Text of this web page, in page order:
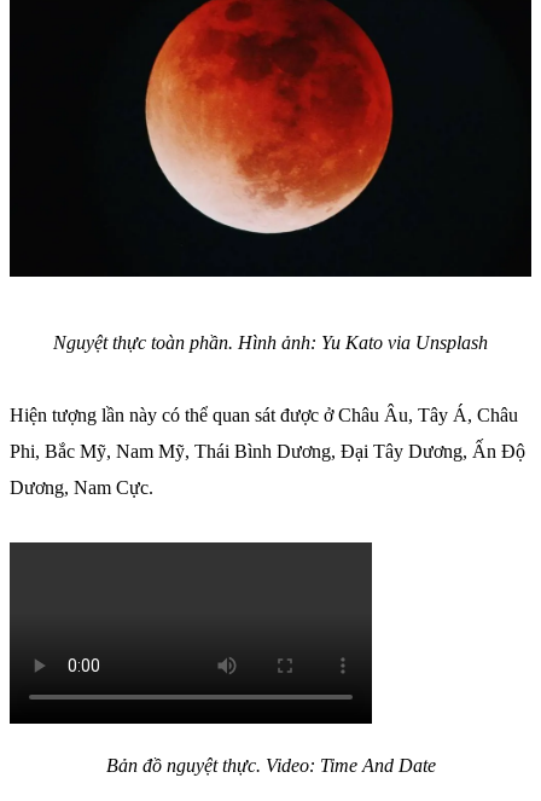
Nguyệt thực toàn phần. Hình ảnh: Yu Kato via Unsplash
Hiện tượng lần này có thể quan sát được ở Châu Âu, Tây Á, Châu
Phi, Bắc Mỹ, Nam Mỹ, Thái Bình Dương, Đại Tây Dương, Ấn Độ
Dương, Nam Cực.
Bản đồ nguyệt thực. Video: Time And Date